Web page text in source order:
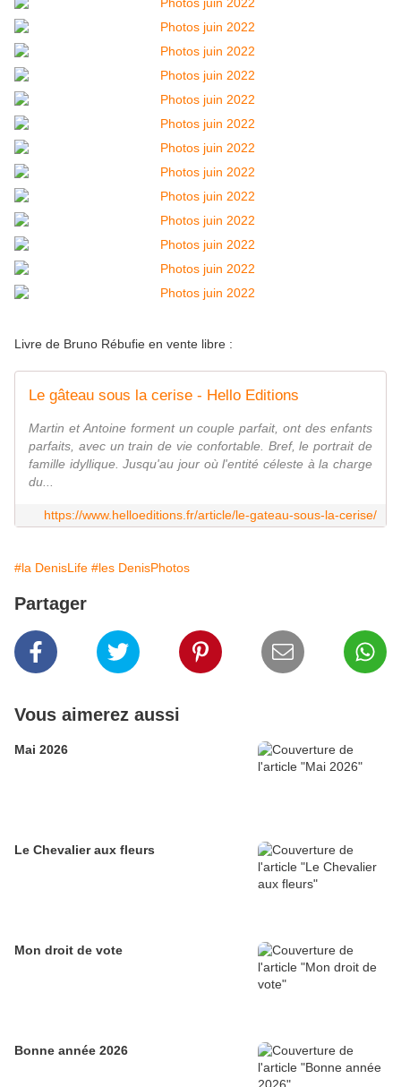
Livre de Bruno Rébufie en vente libre :
Le gâteau sous la cerise - Hello Editions
Martin et Antoine forment un couple parfait, ont des enfants
parfaits, avec un train de vie confortable. Bref, le portrait de
famille idyllique. Jusqu'au jour où l'entité céleste à la charge
du...
https://www.helloeditions.fr/article/le-gateau-sous-la-cerise/
#la DenisLife #les DenisPhotos
Partager
Vous aimerez aussi
Mai 2026
Le Chevalier aux fleurs
Mon droit de vote
Bonne année 2026